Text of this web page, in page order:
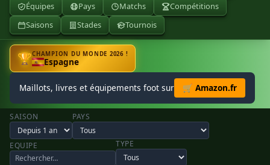
Équipes
Pays Matchs
Compétitions
Saisons
Stades Tournois
🏆CHAMPION DU MONDE 2026 !
Espagne
Maillots, livres et équipements foot sur 🛒 Amazon.fr
SAISON PAYS
EQUIPE TYPE